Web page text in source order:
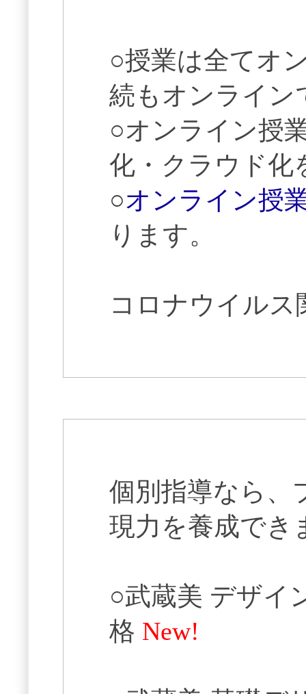
○授業は全てオ
続もオンライン
○オンライン授
化・クラウド化
○オンライン授
ります。
コロナウイル
個別指導なら、
現力を養成でき
○武蔵美 デザイ
格 New!